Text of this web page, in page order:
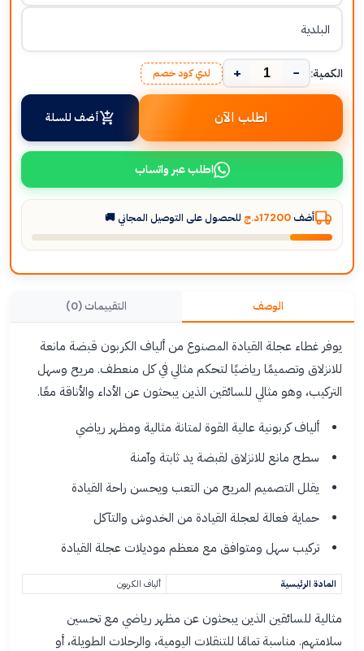
الكمية: −
+ لدي كود خصم
اطلب الآن أضف للسلة
اطلب عبر واتساب
أضف 17200د.ج للحصول على التوصيل المجاني 🚚
الوصف التقييمات (0)
يوفر غطاء عجلة القيادة المصنوع من ألياف الكربون قبضة مانعة
للانزلاق وتصميمًا رياضيًا لتحكم مثالي في كل منعطف. مريح وسهل
التركيب، وهو مثالي للسائقين الذين يبحثون عن الأداء والأناقة معًا.
ألياف كربونية عالية القوة لمتانة مثالية ومظهر رياضي
سطح مانع للانزلاق لقبضة يد ثابتة وآمنة
يقلل التصميم المريح من التعب ويحسن راحة القيادة
حماية فعالة لعجلة القيادة من الخدوش والتآكل
تركيب سهل ومتوافق مع معظم موديلات عجلة القيادة
المادة الرئيسية ألياف الكربون
مثالية للسائقين الذين يبحثون عن مظهر رياضي مع تحسين
سلامتهم. مناسبة تمامًا للتنقلات اليومية، والرحلات الطويلة، أو